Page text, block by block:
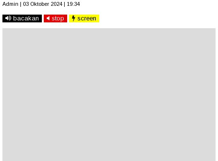
Admin | 03 Oktober 2024 | 19:34
bacakan stop screen